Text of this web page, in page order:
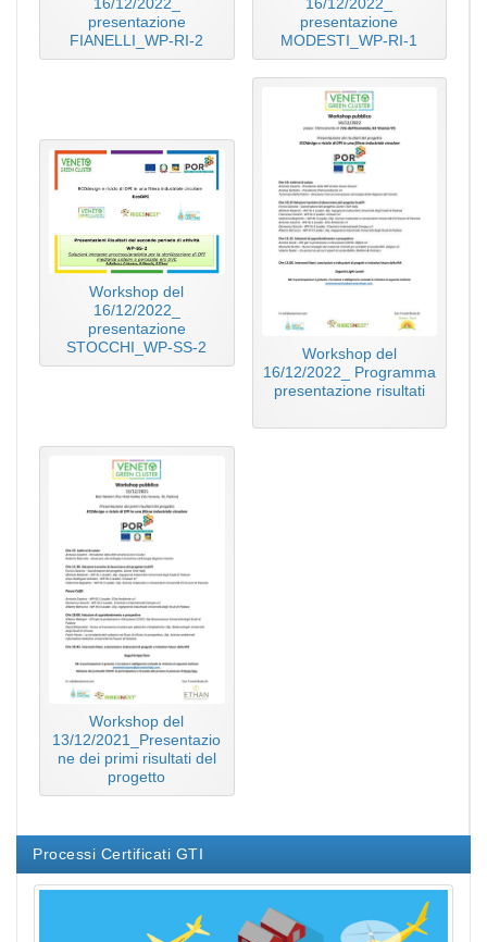
16/12/2022_
presentazione
FIANELLI_WP-RI-2
16/12/2022_
presentazione
MODESTI_WP-RI-1
Workshop del
16/12/2022_
presentazione
STOCCHI_WP-SS-2
Workshop del
16/12/2022_ Programma
presentazione risultati
Workshop del
13/12/2021_Presentazio
ne dei primi risultati del
progetto
Processi Certificati GTI